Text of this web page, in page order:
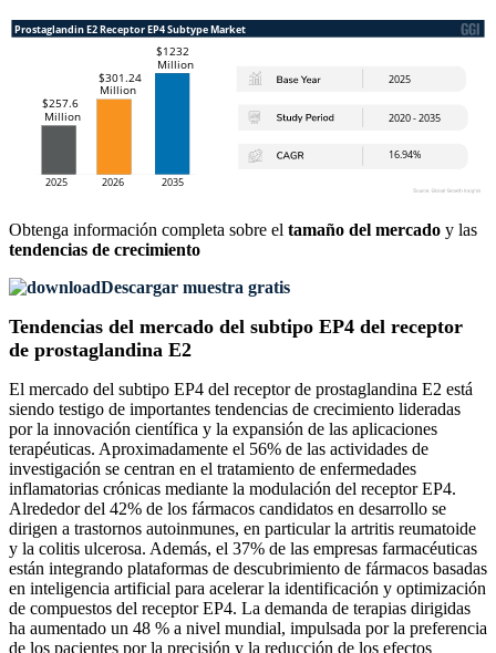
Obtenga información completa sobre el tamaño del mercado y las
tendencias de crecimiento
Descargar muestra gratis
Tendencias del mercado del subtipo EP4 del receptor
de prostaglandina E2
El mercado del subtipo EP4 del receptor de prostaglandina E2 está
siendo testigo de importantes tendencias de crecimiento lideradas
por la innovación científica y la expansión de las aplicaciones
terapéuticas. Aproximadamente el 56% de las actividades de
investigación se centran en el tratamiento de enfermedades
inflamatorias crónicas mediante la modulación del receptor EP4.
Alrededor del 42% de los fármacos candidatos en desarrollo se
dirigen a trastornos autoinmunes, en particular la artritis reumatoide
y la colitis ulcerosa. Además, el 37% de las empresas farmacéuticas
están integrando plataformas de descubrimiento de fármacos basadas
en inteligencia artificial para acelerar la identificación y optimización
de compuestos del receptor EP4. La demanda de terapias dirigidas
ha aumentado un 48 % a nivel mundial, impulsada por la preferencia
de los pacientes por la precisión y la reducción de los efectos